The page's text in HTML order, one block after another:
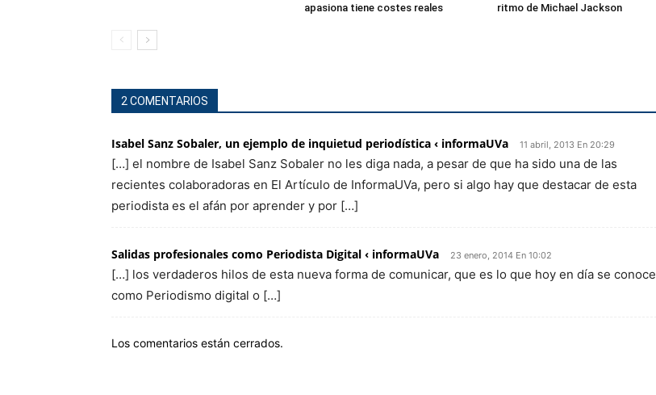
apasiona tiene costes reales
ritmo de Michael Jackson
2 COMENTARIOS
Isabel Sanz Sobaler, un ejemplo de inquietud periodística ‹ informaUVa 11 abril, 2013 En 20:29
[…] el nombre de Isabel Sanz Sobaler no les diga nada, a pesar de que ha sido una de las
recientes colaboradoras en El Artículo de InformaUVa, pero si algo hay que destacar de esta
periodista es el afán por aprender y por […]
Salidas profesionales como Periodista Digital ‹ informaUVa 23 enero, 2014 En 10:02
[…] los verdaderos hilos de esta nueva forma de comunicar, que es lo que hoy en día se conoce
como Periodismo digital o […]
Los comentarios están cerrados.